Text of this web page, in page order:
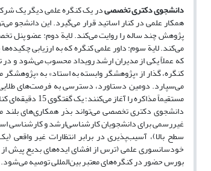
دانشجوی دکتری تخصصیدر یک کنگره علمی دیگر یک
پژوهش چند ساله را روایت می‌کند. لایة دوم: عضو پنل
می‌کند. لایة سوم: داور علمی کنگره که به ارزیابی
که عملاً یکی از مدیران ارشد رویداد محسوب می‌شود و
کنگره، گذار از «پژوهشگر وابسته به استاد» به
می‌سپارد. دومین دستاورد، دسترسی به فرصت‌های طلایی
مستقیماً
دانشجوی دکتری تخصصی می‌تواند بذر همکاری‌های
غیررسمی برای دانشجویان کارشناسی‌ارشد و
سطح بالا)، آسیب‌پذیری در برابر انتظارات غیر واقعی
خودسانسوری علمی (ترس از افشای ایده‌های بدیع پیش
بورس حضور در کنگره‌های معتبر بین‌المللی توصیه می‌شود.